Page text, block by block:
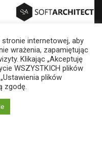
internetowej, aby
wrażenia, zapamiętując
Klikając „Akceptuję
WSZYSTKICH plików
plików
zgodę.